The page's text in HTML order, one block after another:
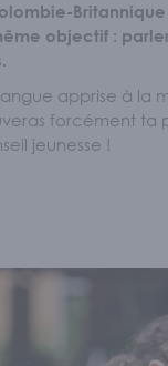
Écoles et
objectif :
apprise à la
forcément ta
jeunesse !